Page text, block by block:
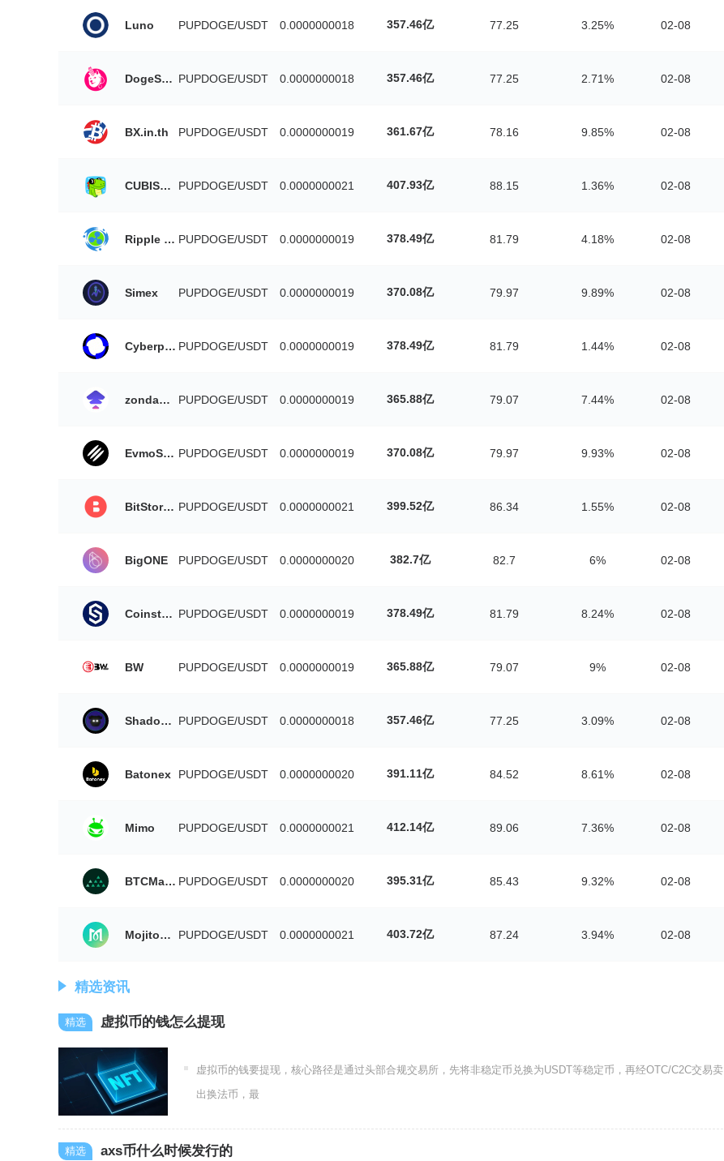
Luno PUPDOGE/USDT 0.0000000018 357.46亿 77.25 3.25% 02-08
DogeSwap PUPDOGE/USDT 0.0000000018 357.46亿 77.25 2.71% 02-08
BX.in.th PUPDOGE/USDT 0.0000000019 361.67亿 78.16 9.85% 02-08
CUBISwap PUPDOGE/USDT 0.0000000021 407.93亿 88.15 1.36% 02-08
Ripple China PUPDOGE/USDT 0.0000000019 378.49亿 81.79 4.18% 02-08
Simex PUPDOGE/USDT 0.0000000019 370.08亿 79.97 9.89% 02-08
Cyberperp PUPDOGE/USDT 0.0000000019 378.49亿 81.79 1.44% 02-08
zondacrypto PUPDOGE/USDT 0.0000000019 365.88亿 79.07 7.44% 02-08
EvmoSwap PUPDOGE/USDT 0.0000000019 370.08亿 79.97 9.93% 02-08
BitStorage PUPDOGE/USDT 0.0000000021 399.52亿 86.34 1.55% 02-08
BigONE PUPDOGE/USDT 0.0000000020 382.7亿 82.7 6% 02-08
Coinstore PUPDOGE/USDT 0.0000000019 378.49亿 81.79 8.24% 02-08
BW PUPDOGE/USDT 0.0000000019 365.88亿 79.07 9% 02-08
ShadowSwap PUPDOGE/USDT 0.0000000018 357.46亿 77.25 3.09% 02-08
Batonex PUPDOGE/USDT 0.0000000020 391.11亿 84.52 8.61% 02-08
Mimo PUPDOGE/USDT 0.0000000021 412.14亿 89.06 7.36% 02-08
BTCMarkets PUPDOGE/USDT 0.0000000020 395.31亿 85.43 9.32% 02-08
MojitoSwap PUPDOGE/USDT 0.0000000021 403.72亿 87.24 3.94% 02-08
精选资讯
虚拟币的钱怎么提现
虚拟币的钱要提现，核心路径是通过头部合规交易所，先将非稳定币兑换为USDT等稳定币，再经OTC/C2C交易卖
出换法币，最
axs币什么时候发行的